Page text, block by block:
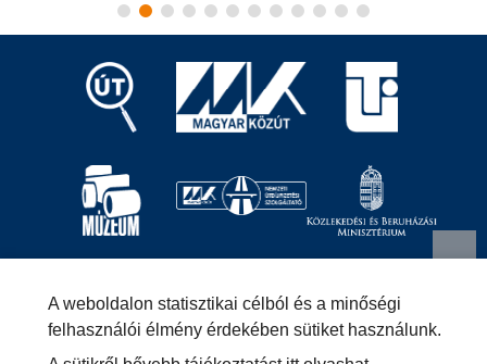
1024 Budapest, Fényes
Elek utca 7-13.
+36 (1) 819-9000 info@kozut.hu
A weboldalon statisztikai célból és a minőségi
felhasználói élmény érdekében sütiket használunk.